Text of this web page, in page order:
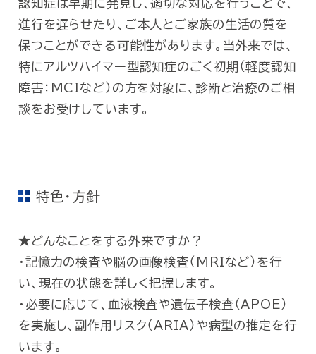
認知症は早期に発見し、適切な対応を行うことで、
進行を遅らせたり、ご本人とご家族の生活の質を
保つことができる可能性があります。当外来では、
特にアルツハイマー型認知症のごく初期（軽度認知
障害：MCIなど）の方を対象に、診断と治療のご相
談をお受けしています。
特色・方針
★どんなことをする外来ですか？
・記憶力の検査や脳の画像検査（MRIなど）を行
い、現在の状態を詳しく把握します。
・必要に応じて、血液検査や遺伝子検査（APOE）
を実施し、副作用リスク（ARIA）や病型の推定を行
います。